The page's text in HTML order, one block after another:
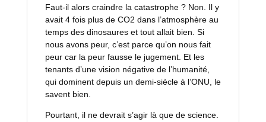
Faut-il alors craindre la catastrophe ? Non. Il y
avait 4 fois plus de CO2 dans l’atmosphère au
temps des dinosaures et tout allait bien. Si
nous avons peur, c’est parce qu’on nous fait
peur car la peur fausse le jugement. Et les
tenants d’une vision négative de l’humanité,
qui dominent depuis un demi-siècle à l’ONU, le
savent bien.
Pourtant, il ne devrait s’agir là que de science.